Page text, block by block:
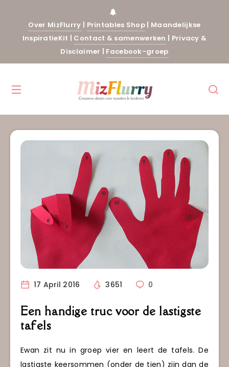
Over MizFlurry | Printables Shop | Maandelijkse
InspiratieKit | Contact & samenwerken | Privacy &
Disclaimer | Facebook-groep
17 April 2016 3651 0
Een handige truc voor de lastigste
tafels
Ewan zit nu in groep vier en leert de tafels. De
lastigste keersommen (onder de tien) zijn dan de